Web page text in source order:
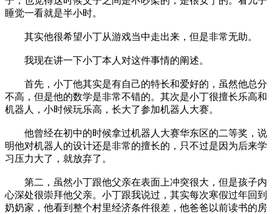
睡觉一看就是半小时。
其实他很希望小丁从游戏当中走出来，但是非常无助。
我现在讲一下小丁本人对这件事情的阐述。
首先，小丁他其实是有自己的特长和爱好的，虽然他总分
不高，但是他的数学是非常不错的。其次是小丁很擅长乐高和
机器人，小时候玩乐高，长大了参加机器人大赛。
他曾经在初中的时候拿过机器人大赛华东区的二等奖，说
明他对机器人的设计还是非常的擅长的，只不过是因为后来学
习压力大了，就放弃了。
第二，虽然小丁跟他父亲在表面上冲突很大，但是孩子内
心深处很崇拜他父亲。小丁跟我说过，其实每次寒假过年回到
奶奶家，他看到整个村里经济条件很差，他爸爸以前读书的房